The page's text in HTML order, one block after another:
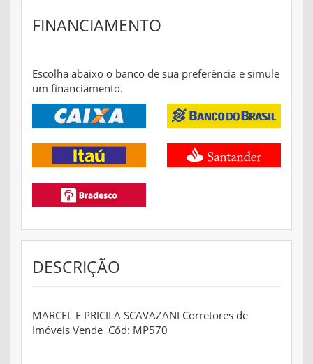
FINANCIAMENTO
Escolha abaixo o banco de sua preferência e simule
um financiamento.
DESCRIÇÃO
MARCEL E PRICILA SCAVAZANI Corretores de
Imóveis Vende Cód: MP570